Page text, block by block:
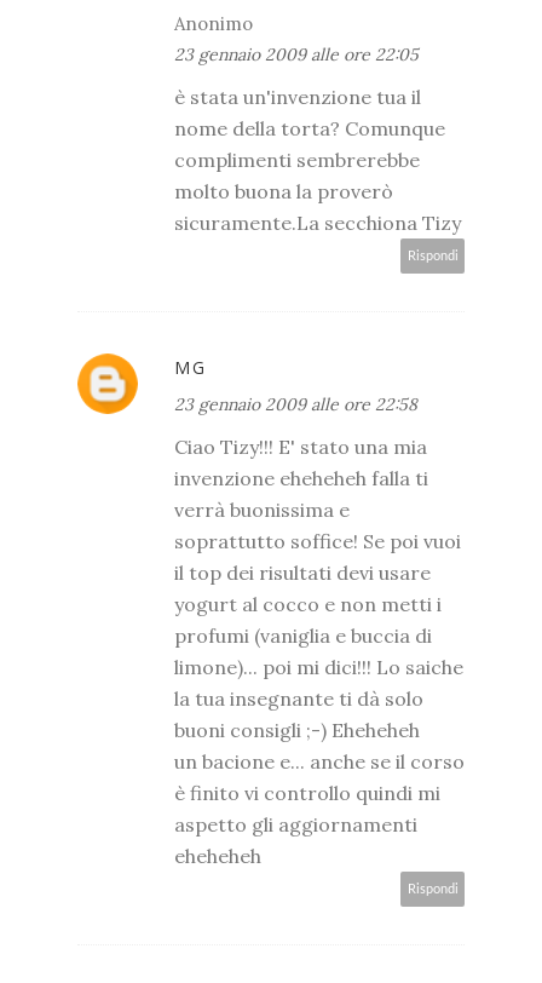
Anonimo
23 gennaio 2009 alle ore 22:05
è stata un'invenzione tua il
nome della torta? Comunque
complimenti sembrerebbe
molto buona la proverò
sicuramente.La secchiona Tizy
Rispondi
MG
23 gennaio 2009 alle ore 22:58
Ciao Tizy!!! E' stato una mia
invenzione eheheheh falla ti
verrà buonissima e
soprattutto soffice! Se poi vuoi
il top dei risultati devi usare
yogurt al cocco e non metti i
profumi (vaniglia e buccia di
limone)... poi mi dici!!! Lo saiche
la tua insegnante ti dà solo
buoni consigli ;-) Eheheheh
un bacione e... anche se il corso
è finito vi controllo quindi mi
aspetto gli aggiornamenti
eheheheh
Rispondi